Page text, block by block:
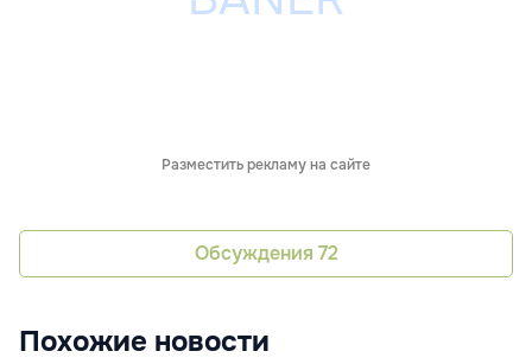
Разместить рекламу на сайте
Обсуждения 72
Похожие новости